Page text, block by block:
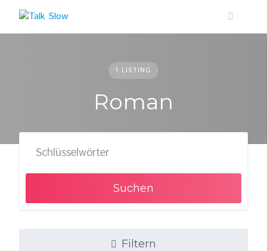
content
1 LISTING
Roman
Suchen
Filtern